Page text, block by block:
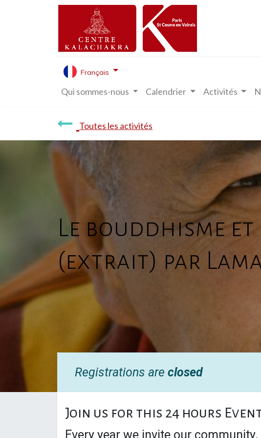
Français
Qui sommes-nous Calendrier Activités
Toutes les activités
Le bouddhisme
(extrait) par
Registrations are closed
Join us for this 24 hours
Every year we invite our